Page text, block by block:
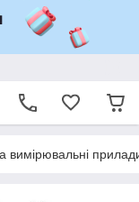
вимірювальні